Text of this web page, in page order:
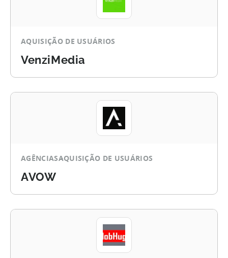
AQUISIÇÃO DE USUÁRIOS
VenziMedia
AGÊNCIASAQUISIÇÃO DE USUÁRIOS
AVOW